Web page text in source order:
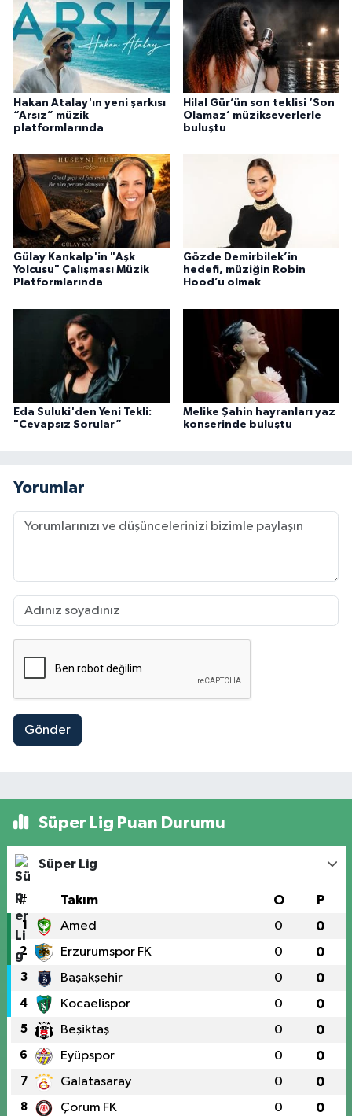
Hakan Atalay'ın yeni şarkısı
“Arsız” müzik
platformlarında
Hilal Gür’ün son teklisi ‘Son
Olamaz’ müzikseverlerle
buluştu
Gülay Kankalp'in "Aşk
Yolcusu" Çalışması Müzik
Platformlarında
Gözde Demirbilek’in
hedefi, müziğin Robin
Hood’u olmak
Eda Suluki'den Yeni Tekli:
"Cevapsız Sorular”
Melike Şahin hayranları yaz
konserinde buluştu
Yorumlar
Gönder
Süper Lig Puan Durumu
Süper Lig
# Takım O P
1 Amed 0 0
2 Erzurumspor FK 0 0
3 Başakşehir 0 0
4 Kocaelispor 0 0
5 Beşiktaş 0 0
6 Eyüpspor 0 0
7 Galatasaray 0 0
8 Çorum FK 0 0